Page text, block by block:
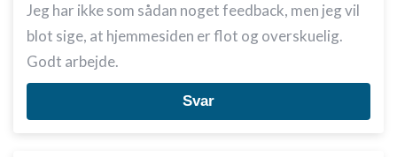
Jeg har ikke som sådan noget feedback, men jeg vil
blot sige, at hjemmesiden er flot og overskuelig.
Godt arbejde.
Svar
Måle annonceringseffektivitet
Måle indholdseffektivitet
Forstå målgrupper gennem statistikker eller
kombinationer af oplysninger fra forskellige